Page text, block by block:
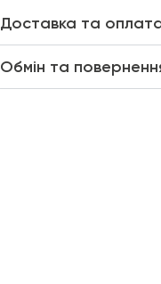
Доставка та
Обмін та